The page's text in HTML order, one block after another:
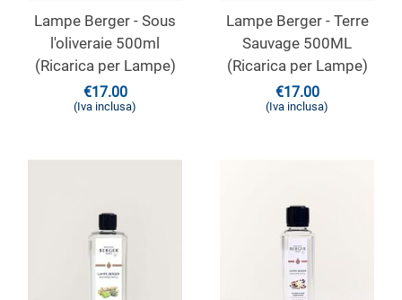
Lampe Berger - Sous
l'oliveraie 500ml
(Ricarica per Lampe)
€17.00
(Iva inclusa)
Lampe Berger - Terre
Sauvage 500ML
(Ricarica per Lampe)
€17.00
(Iva inclusa)